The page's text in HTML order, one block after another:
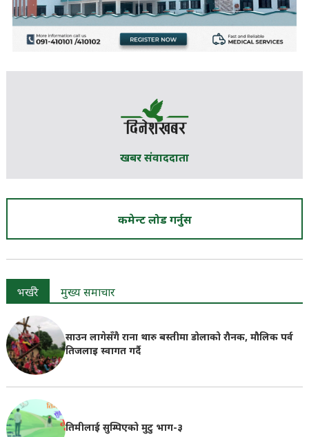
खबर संवाददाता
कमेन्ट लोड गर्नुस
भर्खरै मुख्य समाचार
साउन लागेसँगै राना थारु बस्तीमा डोलाको रौनक, मौलिक पर्व
तिजलाइ स्वागत गर्दै
तिमीलाई सुम्पिएको मुटु भाग-३